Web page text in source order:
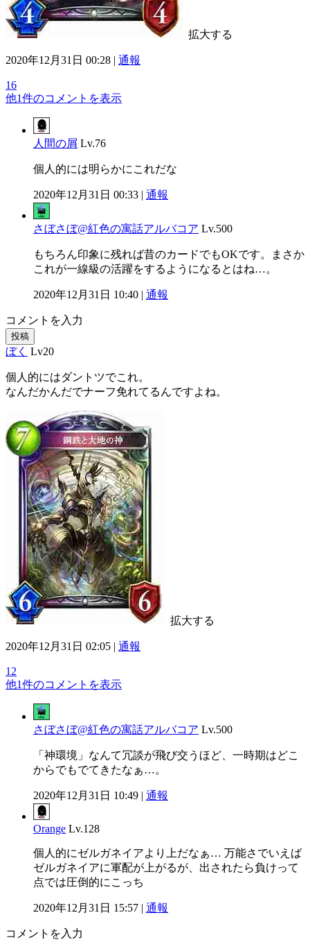
拡大する
2020年12月31日 00:28 | 通報
16
他1件のコメントを表示
人間の屑 Lv.76
個人的には明らかにこれだな
2020年12月31日 00:33 | 通報
さぼさぼ@紅色の寓話アルバコア Lv.500
もちろん印象に残れば昔のカードでもOKです。まさか
これが一線級の活躍をするようになるとはね…。
2020年12月31日 10:40 | 通報
コメントを入力
投稿
ぼく Lv20
個人的にはダントツでこれ。
なんだかんだでナーフ免れてるんですよね。
拡大する
2020年12月31日 02:05 | 通報
12
他1件のコメントを表示
さぼさぼ@紅色の寓話アルバコア Lv.500
「神環境」なんて冗談が飛び交うほど、一時期はどこ
からでもでてきたなぁ…。
2020年12月31日 10:49 | 通報
Orange Lv.128
個人的にゼルガネイアより上だなぁ… 万能さでいえば
ゼルガネイアに軍配が上がるが、出されたら負けって
点では圧倒的にこっち
2020年12月31日 15:57 | 通報
コメントを入力